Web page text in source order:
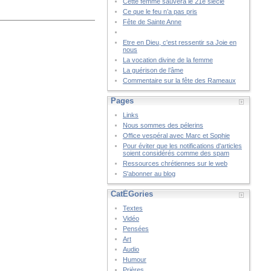
Ce que le feu n’a pas pris
Fête de Sainte Anne
Etre en Dieu, c'est ressentir sa Joie en
nous
La vocation divine de la femme
La guérison de l’âme
Commentaire sur la fête des Rameaux
Pages
Links
Nous sommes des pélerins
Office vespéral avec Marc et Sophie
Pour éviter que les notifications d'articles
soient considérés comme des spam
Ressources chrétiennes sur le web
S'abonner au blog
CatÉGories
Textes
Vidéo
Pensées
Art
Audio
Humour